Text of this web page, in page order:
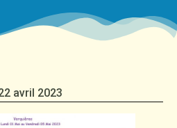
avril 2023